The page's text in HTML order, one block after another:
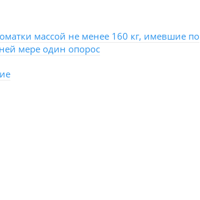
массой не менее 160 кг, имевшие по
мере один опорос